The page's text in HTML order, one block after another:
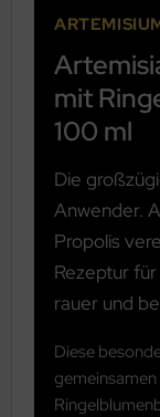
mit
100 ml
Die
Anwender.
Propolis
Rezeptur
rauer und
Diese
gemeinsamen